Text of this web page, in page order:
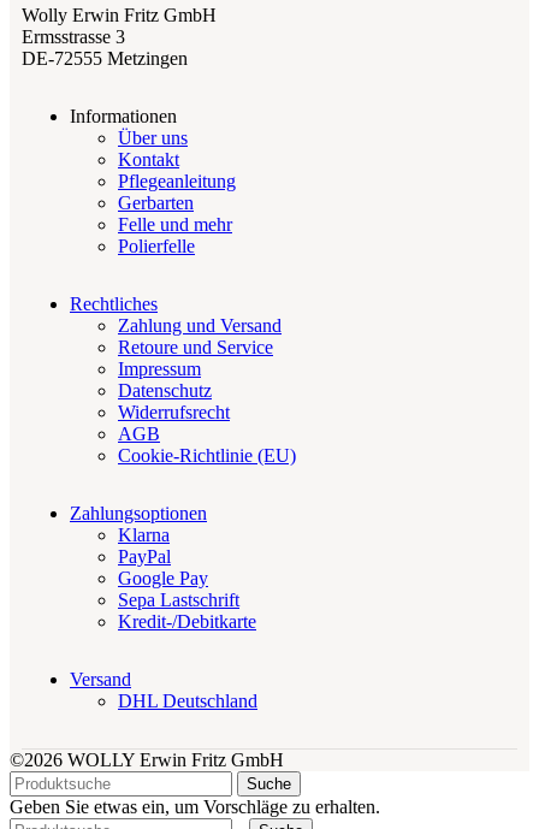
Wolly Erwin Fritz GmbH
Ermsstrasse 3
DE-72555 Metzingen
Informationen
Über uns
Kontakt
Pflegeanleitung
Gerbarten
Felle und mehr
Polierfelle
Rechtliches
Zahlung und Versand
Retoure und Service
Impressum
Datenschutz
Widerrufsrecht
AGB
Cookie-Richtlinie (EU)
Zahlungsoptionen
Klarna
PayPal
Google Pay
Sepa Lastschrift
Kredit-/Debitkarte
Versand
DHL Deutschland
©2026 WOLLY Erwin Fritz GmbH
Suche
Geben Sie etwas ein, um Vorschläge zu erhalten.